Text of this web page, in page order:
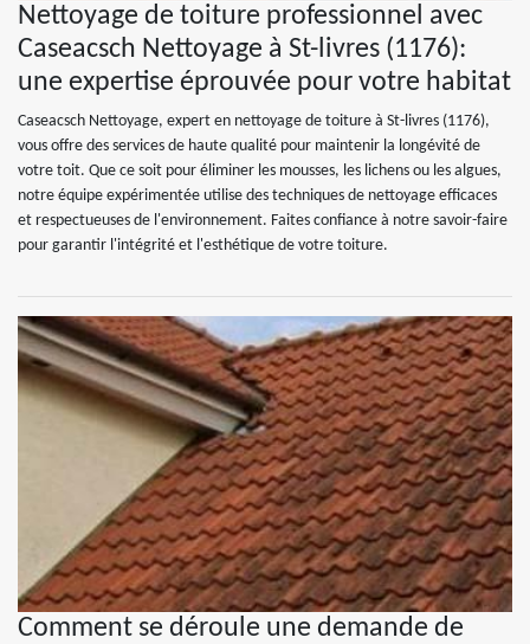
Nettoyage de toiture professionnel avec
Caseacsch Nettoyage à St-livres (1176):
une expertise éprouvée pour votre habitat
Caseacsch Nettoyage, expert en nettoyage de toiture à St-livres (1176),
vous offre des services de haute qualité pour maintenir la longévité de
votre toit. Que ce soit pour éliminer les mousses, les lichens ou les algues,
notre équipe expérimentée utilise des techniques de nettoyage efficaces
et respectueuses de l'environnement. Faites confiance à notre savoir-faire
pour garantir l'intégrité et l'esthétique de votre toiture.
Comment se déroule une demande de